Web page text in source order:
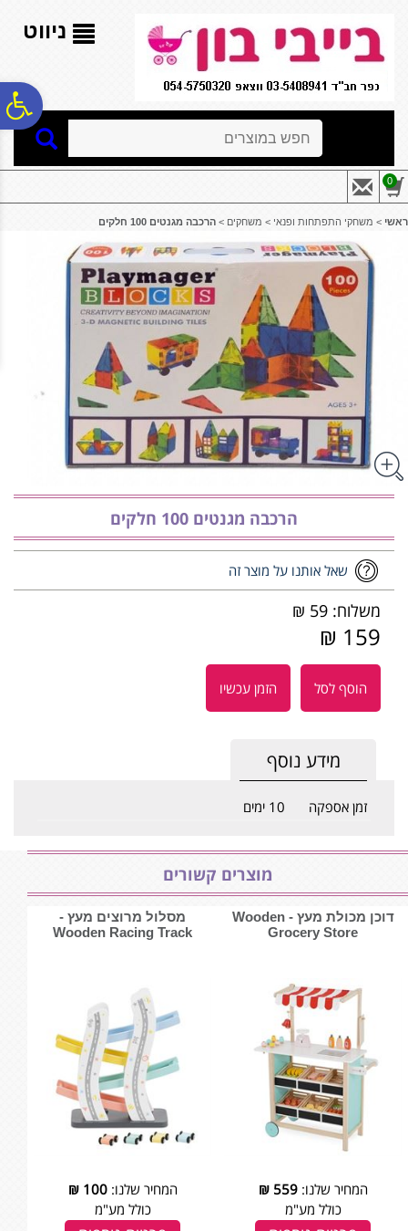
נגישות
אתר
המרכזי
ניווט
0
ראשי > משחקי התפתחות ופנאי > משחקים > הרכבה מגנטים 100 חלקים
הרכבה מגנטים 100 חלקים
שאל אותנו על מוצר זה
משלוח: 59 ₪
159 ₪
הוסף לסל הזמן עכשיו
מידע נוסף
זמן אספקה 10 ימים
מוצרים קשורים
דוכן מכולת מעץ - ‏‏‏‏Wooden
Grocery Store
המחיר שלנו:559
₪
כולל מע"מ
מסלול מרוצים מעץ -
המחיר שלנו:100
₪
כולל מע"מ